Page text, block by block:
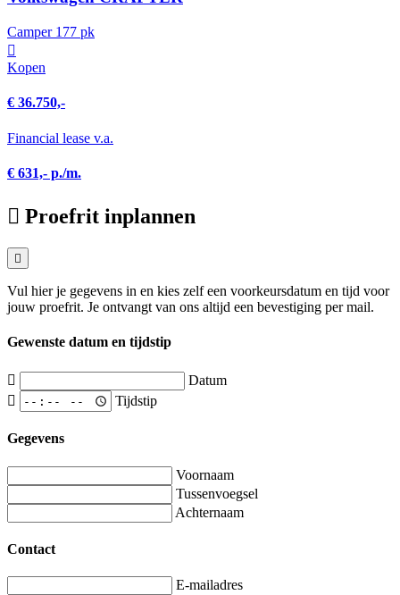
Camper 177 pk
Kopen
€ 36.750,-
Financial lease v.a.
€ 631,- p./m.
Proefrit inplannen
Vul hier je gegevens in en kies zelf een voorkeursdatum en tijd voor
jouw proefrit. Je ontvangt van ons altijd een bevestiging per mail.
Gewenste datum en tijdstip
Datum
Tijdstip
Gegevens
Voornaam
Tussenvoegsel
Achternaam
Contact
E-mailadres